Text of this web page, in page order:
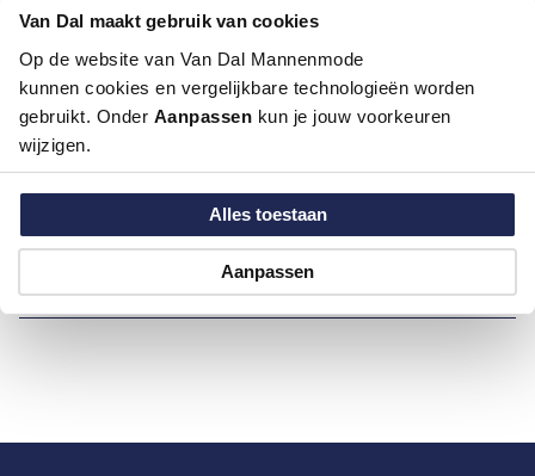
Van Dal maakt gebruik van cookies
Op de website van Van Dal Mannenmode
kunnen cookies en vergelijkbare technologieën worden
gebruikt. Onder Aanpassen kun je jouw voorkeuren
wijzigen.
Alles toestaan
Aanpassen
Kleur:
Midden Groen
Pasvorm:
Regular Fit
Maatinformatie
Over Bartlett Classics